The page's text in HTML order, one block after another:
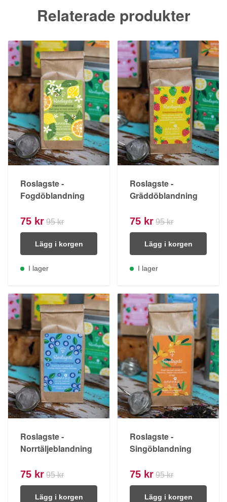
Relaterade produkter
Roslagste -
Fogdöblandning
75 kr 95 kr
Lägg i korgen
I lager
Roslagste -
Gräddöblandning
75 kr 95 kr
Lägg i korgen
I lager
Roslagste -
Norrtäljeblandning
75 kr 95 kr
Lägg i korgen
Roslagste -
Singöblandning
75 kr 95 kr
Lägg i korgen